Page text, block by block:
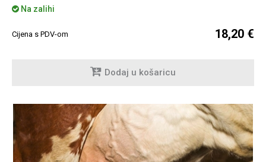
Na zalihi
Cijena s PDV-om 18,20 €
Dodaj u košaricu